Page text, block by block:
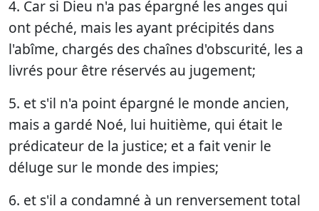
4. Car si Dieu n'a pas épargné les anges qui
ont péché, mais les ayant précipités dans
l'abîme, chargés des chaînes d'obscurité, les a
livrés pour être réservés au jugement;
5. et s'il n'a point épargné le monde ancien,
mais a gardé Noé, lui huitième, qui était le
prédicateur de la justice; et a fait venir le
déluge sur le monde des impies;
6. et s'il a condamné à un renversement total